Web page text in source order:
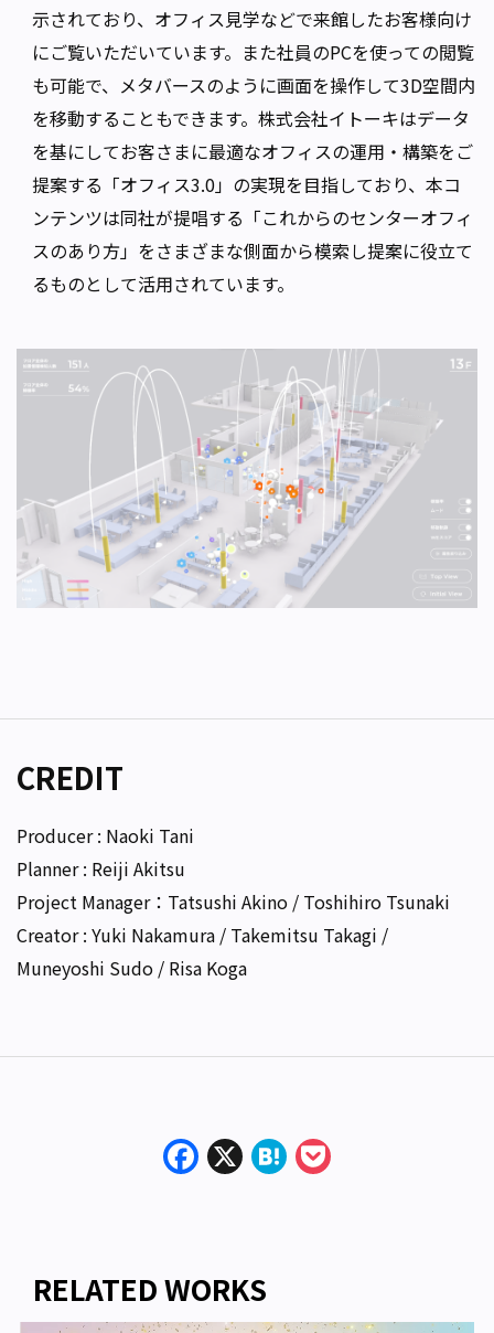
示されており、オフィス見学などで来館したお客様向け
にご覧いただいています。また社員のPCを使っての閲覧
も可能で、メタバースのように画面を操作して3D空間内
を移動することもできます。株式会社イトーキはデータ
を基にしてお客さまに最適なオフィスの運用・構築をご
提案する「オフィス3.0」の実現を目指しており、本コ
ンテンツは同社が提唱する「これからのセンターオフィ
スのあり方」をさまざまな側面から模索し提案に役立て
るものとして活用されています。
CREDIT
Producer : Naoki Tani
Planner : Reiji Akitsu
Project Manager：Tatsushi Akino / Toshihiro Tsunaki
Creator : Yuki Nakamura / Takemitsu Takagi /
Muneyoshi Sudo / Risa Koga
Facebook
X Hatena
RELATED WORKS